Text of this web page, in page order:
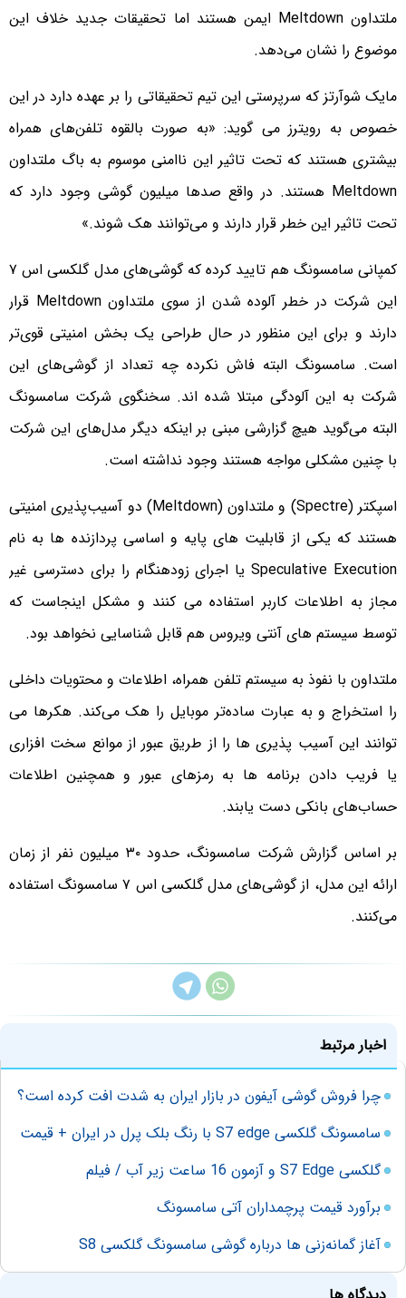
ملتداون Meltdown ایمن هستند اما تحقیقات جدید خلاف این
موضوع را نشان می‌دهد.
مایک شوآرتز که سرپرستی این تیم تحقیقاتی را بر عهده دارد در این
خصوص به رویترز می گوید: «به صورت بالقوه تلفن‌های همراه
بیشتری هستند که تحت تاثیر این ناامنی موسوم به باگ ملتداون
Meltdown هستند. در واقع صدها میلیون گوشی وجود دارد که
تحت تاثیر این خطر قرار دارند و می‌توانند هک شوند.»
کمپانی سامسونگ هم تایید کرده که گوشی‌های مدل گلکسی اس ۷
این شرکت در خطر آلوده شدن از سوی ملتداون Meltdown قرار
دارند و برای این منظور در حال طراحی یک بخش امنیتی قوی‌تر
است. سامسونگ البته فاش نکرده چه تعداد از گوشی‌های این
شرکت به این آلودگی مبتلا شده اند. سخنگوی شرکت سامسونگ
البته می‌گوید هیچ گزارشی مبنی بر اینکه دیگر مدل‌های این شرکت
با چنین مشکلی مواجه هستند وجود نداشته است.
اسپکتر (Spectre) و ملتداون (Meltdown) دو آسیب‌پذیری امنیتی
هستند که یکی از قابلیت های پایه و اساسی پردازنده ها به نام
Speculative Execution یا اجرای زودهنگام را برای دسترسی غیر
مجاز به اطلاعات کاربر استفاده می کنند و مشکل اینجاست که
توسط سیستم های آنتی ویروس هم قابل شناسایی نخواهد بود.
ملتداون با نفوذ به سیستم تلفن همراه، اطلاعات و محتویات داخلی
را استخراج و به عبارت ساده‌تر موبایل را هک می‌کند. هکرها می
توانند این آسیب پذیری ها را از طریق عبور از موانع سخت افزاری
یا فریب دادن برنامه ها به رمزهای عبور و همچنین اطلاعات
حساب‌های بانکی دست یابند.
بر اساس گزارش شرکت سامسونگ، حدود ۳۰ میلیون نفر از زمان
ارائه این مدل، از گوشی‌های مدل گلکسی اس ۷ سامسونگ استفاده
می‌کنند.
اخبار مرتبط
چرا فروش گوشی‌ آیفون در بازار ایران به شدت افت کرده است؟
سامسونگ گلکسی S7 edge با رنگ بلک پرل در ایران + قیمت
گلکسی S7 Edge و آزمون 16 ساعت زیر آب / فیلم
برآورد قیمت پرچمداران آتی سامسونگ
آغاز گمانه‌زنی ها درباره گوشی سامسونگ گلکسی S8